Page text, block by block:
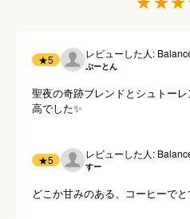
★5 レビューした人:
ぷーとん
聖夜の奇跡ブレンドとシュトー
高でした✨
★5 レビューした人:
すー
どこか甘みのある、コーヒーで